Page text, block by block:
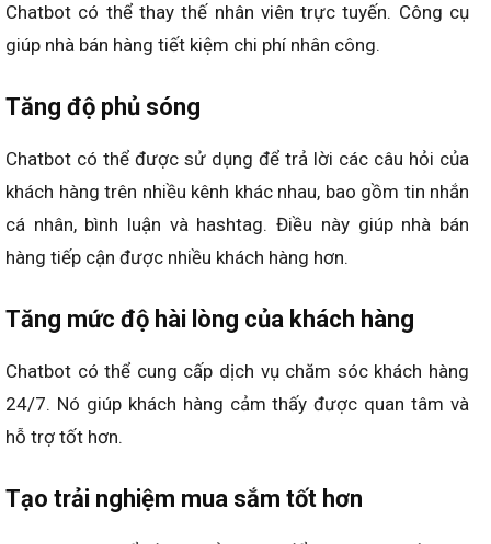
Chatbot có thể thay thế nhân viên trực tuyến. Công cụ
giúp nhà bán hàng tiết kiệm chi phí nhân công.
Tăng độ phủ sóng
Chatbot có thể được sử dụng để trả lời các câu hỏi của
khách hàng trên nhiều kênh khác nhau, bao gồm tin nhắn
cá nhân, bình luận và hashtag. Điều này giúp nhà bán
hàng tiếp cận được nhiều khách hàng hơn.
Tăng mức độ hài lòng của khách hàng
Chatbot có thể cung cấp dịch vụ chăm sóc khách hàng
24/7. Nó giúp khách hàng cảm thấy được quan tâm và
hỗ trợ tốt hơn.
Tạo trải nghiệm mua sắm tốt hơn